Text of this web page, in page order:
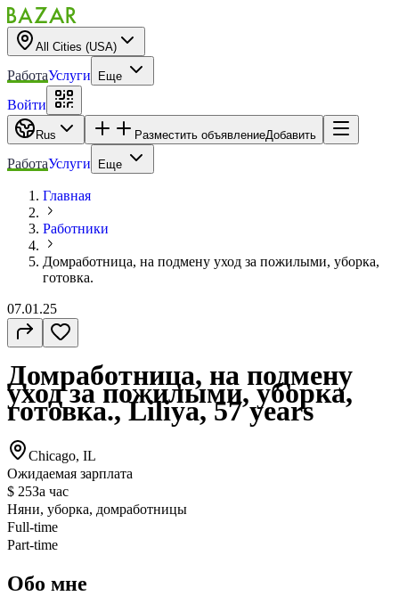
All Cities (USA)
РаботаУслуги Еще
Войти
Rus Разместить объявлениеДобавить
РаботаУслуги Еще
Главная
Работники
Домработница, на подмену уход за пожилыми, уборка,
готовка.
07.01.25
Домработница, на подмену
уход за пожилыми, уборка,
готовка., Liliya, 57 years
Chicago, IL
Ожидаемая зарплата
$ 25За час
Няни, уборка, домработницы
Full-time
Part-time
Обо мне